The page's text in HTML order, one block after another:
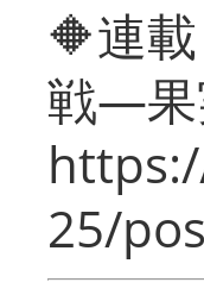
🔶連
戦―果
25/